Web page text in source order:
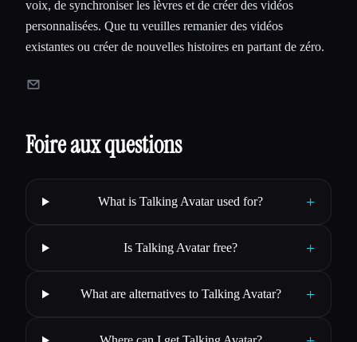
voix, de synchroniser les lèvres et de créer des vidéos
personnalisées. Que tu veuilles remanier des vidéos
existantes ou créer de nouvelles histoires en partant de zéro.
Foire aux questions
What is Talking Avatar used for? +
Is Talking Avatar free? +
What are alternatives to Talking Avatar? +